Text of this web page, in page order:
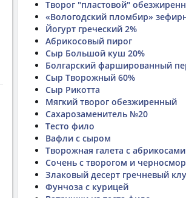
Творог "пластовой"
«Вологодский пломбир»
Йогурт греческий 2%
Абрикосовый пирог
Сыр Большой куш 20%
Болгарский фаршированный
Сыр Творожный 60%
Сыр Рикотта
Мягкий творог обезжиренный
Сахарозаменитель №20
Тесто фило
Вафли с сыром
Творожная галета с абрикосами
Сочень с творогом и
Злаковый десерт гречневый
Фунчоза с курицей